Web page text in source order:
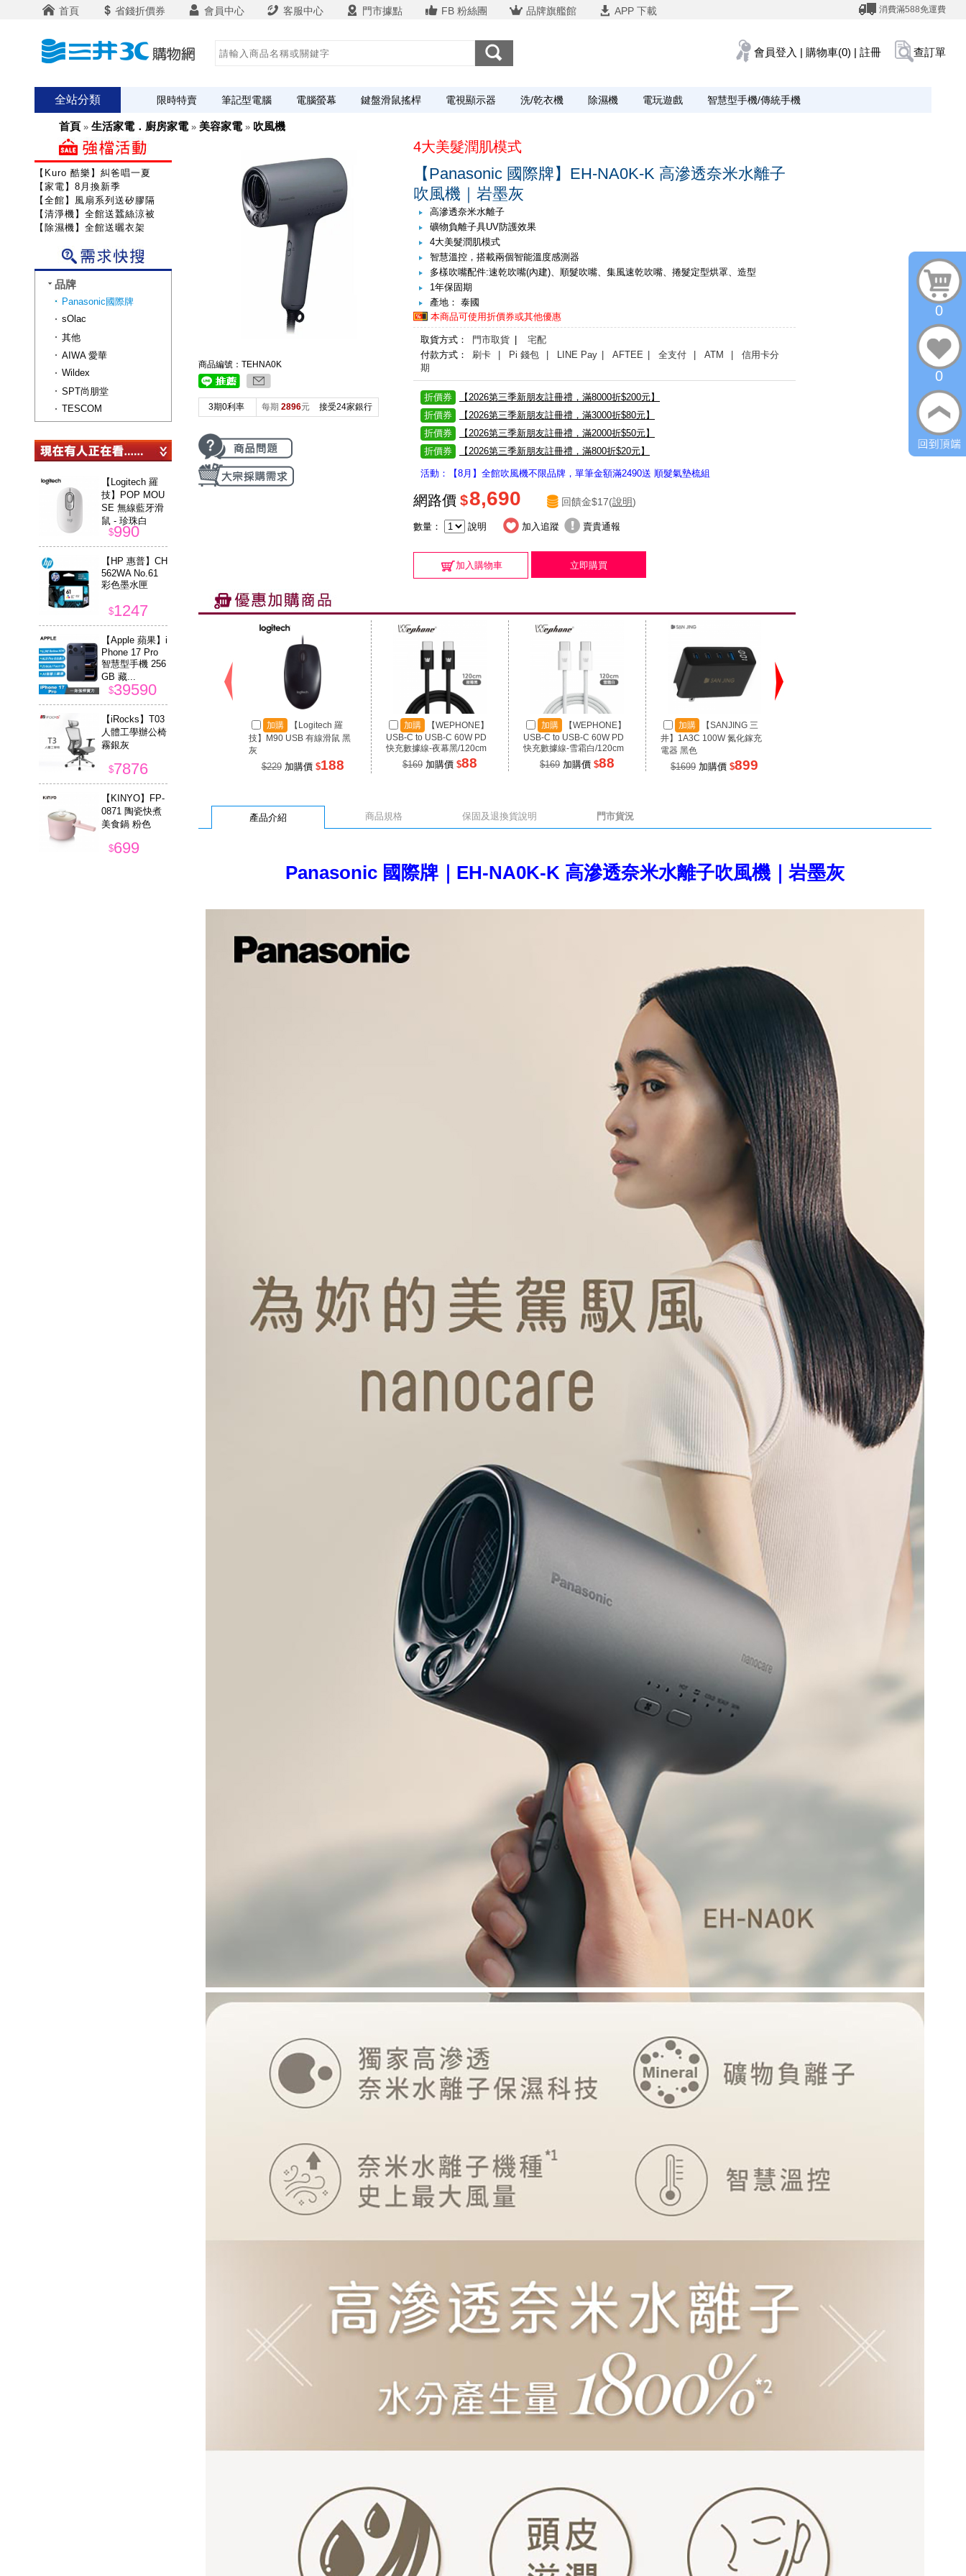
首頁 省錢折價券 會員中心 客服中心 門市據點 FB 粉絲團 品牌旗艦館 APP 下載 消費滿588免運費
會員登入 | 購物車(0) | 註冊 查訂單
全站分類 限時特賣 筆記型電腦 電腦螢幕 鍵盤滑鼠搖桿 電視顯示器 洗/乾衣機 除濕機 電玩遊戲 智慧型手機/傳統手機
首頁 » 生活家電．廚房家電» 美容家電» 吹風機
商品編號：TEHNA0K
3期0利率 每期 2896元 接受24家銀行
4大美髮潤肌模式
【Panasonic 國際牌】EH-NA0K-K 高滲透奈米水離子
吹風機｜岩墨灰
高滲透奈米水離子
礦物負離子具UV防護效果
4大美髮潤肌模式
智慧溫控，搭載兩個智能溫度感測器
多樣吹嘴配件:速乾吹嘴(內建)、順髮吹嘴、集風速乾吹嘴、捲髮定型烘罩、造型
1年保固期
產地： 泰國
本商品可使用折價券或其他優惠
取貨方式： 門市取貨
宅配
付款方式：
刷卡 | Pi 錢包 | LINE Pay | AFTEE | 全支付 | ATM
| 信用卡分
期
折價券
【2026第三季新朋友註冊禮，滿8000折$200元】
折價券
【2026第三季新朋友註冊禮，滿3000折$80元】
折價券
【2026第三季新朋友註冊禮，滿2000折$50元】
折價券
【2026第三季新朋友註冊禮，滿800折$20元】
活動：【8月】全館吹風機不限品牌，單筆金額滿2490送 順髮氣墊梳組
網路價 $8,690 回饋金$17(說明)
數量： 說明 加入追蹤 賣貴通報
加入購物車 立即購買
加購
【Logitech 羅
技】M90 USB 有線滑鼠 黑
灰
$229加購價 $188
加購
【WEPHONE】
USB-C to USB-C 60W PD
快充數據線-夜幕黑/120cm
$169 加購價 $88
加購
【WEPHONE】
USB-C to USB-C 60W PD
快充數據線-雪霜白/120cm
$169 加購價 $88
加購
【SANJING 三
井】1A3C 100W 氮化鎵充
電器 黑色
$1699 加購價 $899
產品介紹 商品規格 保固及退換貨說明 門市貨況
Panasonic 國際牌｜EH-NA0K-K 高滲透奈米水離子吹風機｜岩墨灰
【Kuro 酷樂】糾爸唱一夏
【家電】8月換新季
【全館】風扇系列送矽膠隔熱組
【清淨機】全館送蠶絲涼被
【除濕機】全館送曬衣架
品牌
Panasonic國際牌
sOlac
其他
AIWA 愛華
Wildex
SPT尚朋堂
TESCOM
【Logitech 羅
技】POP MOU
SE 無線藍牙滑
鼠 - 珍珠白
$990
【HP 惠普】CH
562WA No.61
彩色墨水匣
$1247
【Apple 蘋果】i
Phone 17 Pro
智慧型手機 256
GB 藏...
$39590
【iRocks】T03
人體工學辦公椅
霧銀灰
$7876
【KINYO】FP-
0871 陶瓷快煮
美食鍋 粉色
$699
0
0